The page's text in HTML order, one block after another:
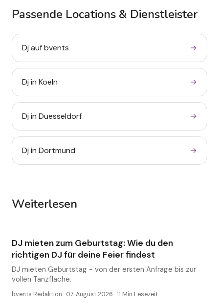
Passende Locations & Dienstleister
Dj auf bvents →
Dj in Koeln →
Dj in Duesseldorf →
Dj in Dortmund →
Weiterlesen
DJ
Geburtstag: Wie du den
richtigen DJ für deine
Feier findest
Anfrage bis zur vollen Tanzfläche.
DJ mieten zum Geburtstag: Wie du den
richtigen DJ für deine Feier findest
DJ mieten Geburtstag - von der ersten Anfrage bis zur
vollen Tanzfläche.
bvents Redaktion · 07. August 2026 ·11 Min Lesezeit
DJ für Geburtstag in der
DJ für Geburtstag in der Nähe: wie du den
richtigen Act buchst, bevor die Termine weg